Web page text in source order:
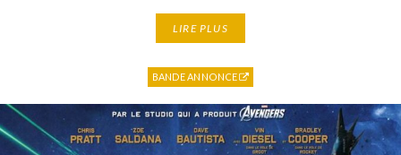
LIRE PLUS
BANDE ANNONCE